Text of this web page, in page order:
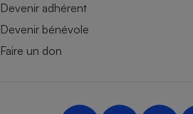
Devenir adhérent
Devenir bénévole
Faire un don